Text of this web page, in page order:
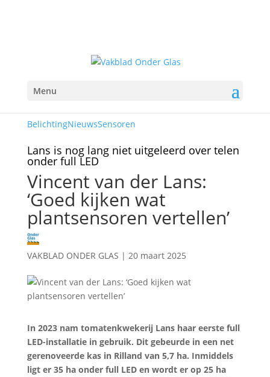
Menu
BelichtingNieuwsSensoren
Lans is nog lang niet uitgeleerd over telen
onder full LED
Vincent van der Lans:
‘Goed kijken wat
plantsensoren vertellen’
VAKBLAD ONDER GLAS | 20 maart 2025
In 2023 nam tomatenkwekerij Lans haar eerste full
LED-installatie in gebruik. Dit gebeurde in een net
gerenoveerde kas in Rilland van 5,7 ha. Inmiddels
ligt er 35 ha onder full LED en wordt er op 25 ha